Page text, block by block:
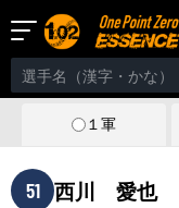
１軍
51 西川 愛也